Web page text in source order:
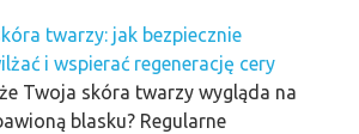
twarzy: jak bezpiecznie
i wspierać regenerację cery
Twoja skóra twarzy wygląda na
blasku? Regularne